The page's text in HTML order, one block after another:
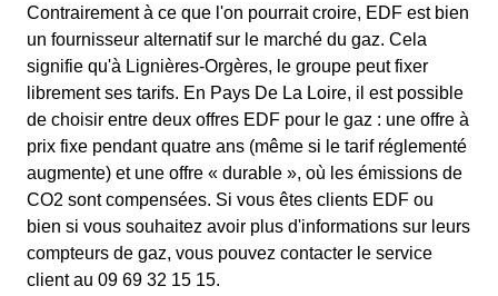
Contrairement à ce que l'on pourrait croire, EDF est bien
un fournisseur alternatif sur le marché du gaz. Cela
signifie qu'à Lignières-Orgères, le groupe peut fixer
librement ses tarifs. En Pays De La Loire, il est possible
de choisir entre deux offres EDF pour le gaz : une offre à
prix fixe pendant quatre ans (même si le tarif réglementé
augmente) et une offre « durable », où les émissions de
CO2 sont compensées. Si vous êtes clients EDF ou
bien si vous souhaitez avoir plus d'informations sur leurs
compteurs de gaz, vous pouvez contacter le service
client au 09 69 32 15 15.